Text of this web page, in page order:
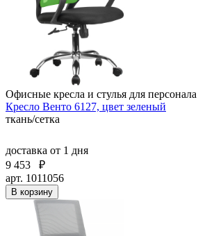
Офисные кресла и стулья для персонала
Кресло Венто 6127, цвет зеленый
ткань/сетка
доставка от 1 дня
9 453
₽
арт. 1011056
В корзину